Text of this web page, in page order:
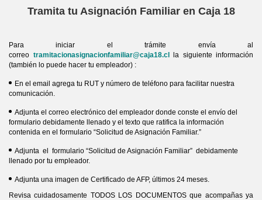
Tramita tu Asignación Familiar en Caja 18
Para iniciar el trámite envía al
correo tramitacionasignacionfamiliar@caja18.cl
la siguiente información
(también lo puede hacer tu empleador) :
En el email agrega tu RUT y número de teléfono para facilitar nuestra
comunicación.
Adjunta el correo electrónico del empleador donde conste el envío del
formulario debidamente llenado y el texto que ratifica la información
contenida en el formulario “Solicitud de Asignación Familiar.”
Adjunta el formulario “Solicitud de Asignación Familiar” debidamente
llenado por tu empleador.
Adjunta una imagen de Certificado de AFP, últimos 24 meses.
Revisa cuidadosamente TODOS LOS DOCUMENTOS que acompañas ya